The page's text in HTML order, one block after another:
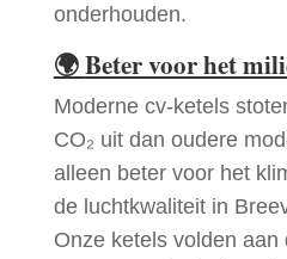
onderhouden.
🌍Beter voor het
Moderne cv-ketels
CO₂ uit dan oudere
alleen beter voor het
de luchtkwaliteit in
Onze ketels volden aan